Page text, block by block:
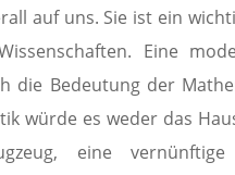
auf uns. Sie ist ein
Eine
die Bedeutung der
würde es weder das
eine vernünftige